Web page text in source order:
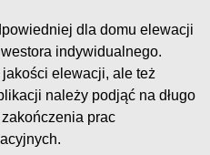
dla domu elewacji
indywidualnego.
elewacji, ale też
należy podjąć na długo
prac